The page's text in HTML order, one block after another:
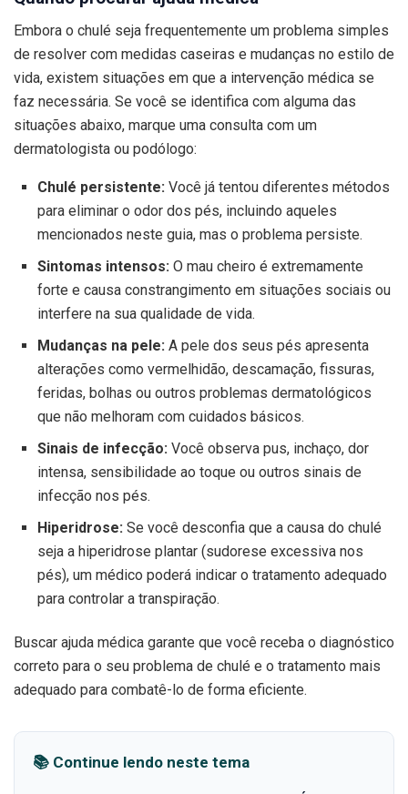
Embora o chulé seja frequentemente um problema simples
de resolver com medidas caseiras e mudanças no estilo de
vida, existem situações em que a intervenção médica se
faz necessária. Se você se identifica com alguma das
situações abaixo, marque uma consulta com um
dermatologista ou podólogo:
Chulé persistente:Você já tentou diferentes métodos
para eliminar o odor dos pés, incluindo aqueles
mencionados neste guia, mas o problema persiste.
Sintomas intensos:O mau cheiro é extremamente
forte e causa constrangimento em situações sociais ou
interfere na sua qualidade de vida.
Mudanças na pele:A pele dos seus pés apresenta
alterações como vermelhidão, descamação, fissuras,
feridas, bolhas ou outros problemas dermatológicos
que não melhoram com cuidados básicos.
Sinais de infecção:Você observa pus, inchaço, dor
intensa, sensibilidade ao toque ou outros sinais de
infecção nos pés.
Hiperidrose: Se você desconfia que a causa do chulé
seja a hiperidrose plantar (sudorese excessiva nos
pés), um médico poderá indicar o tratamento adequado
para controlar a transpiração.
Buscar ajuda médica garante que você receba o diagnóstico
correto para o seu problema de chulé e o tratamento mais
adequado para combatê-lo de forma eficiente.
📚 Continue lendo neste tema